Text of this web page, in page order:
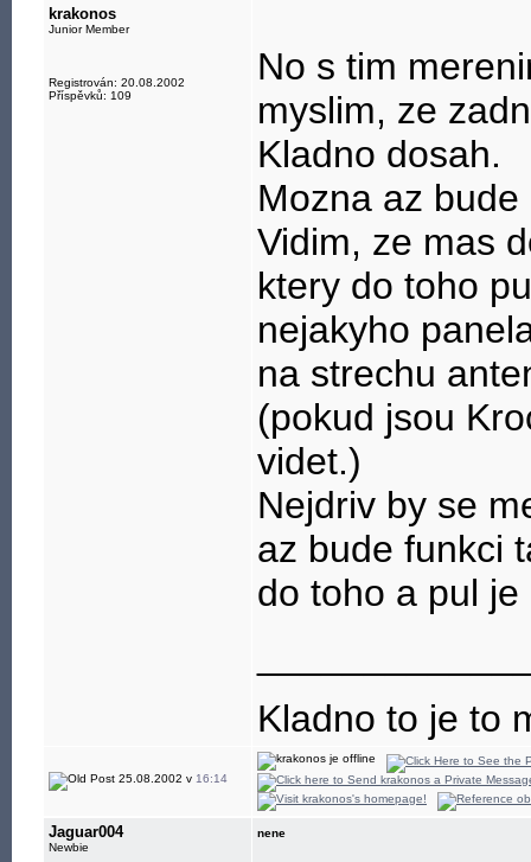
krakonos
Junior Member
Registrován: 20.08.2002
Příspěvků: 109
No s tim
myslim, ze
Kladno dosah.
Mozna az
Vidim, ze mas
ktery do toho
nejakyho
na strechu
(pokud jsou
videt.)
Nejdriv by se
az bude funkci
do toho a pul je
Kladno to je to
25.08.2002 v 16:14
Jaguar004
Newbie
nene